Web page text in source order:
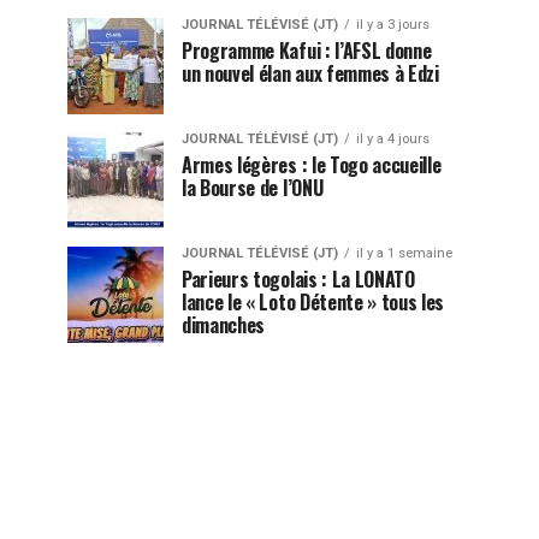
JOURNAL TÉLÉVISÉ (JT) il y a 3 jours
Programme Kafui : l’AFSL donne
un nouvel élan aux femmes à Edzi
JOURNAL TÉLÉVISÉ (JT) il y a 4 jours
Armes légères : le Togo accueille
la Bourse de l’ONU
JOURNAL TÉLÉVISÉ (JT) il y a 1 semaine
Parieurs togolais : La LONATO
lance le « Loto Détente » tous les
dimanches